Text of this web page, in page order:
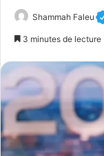
Shammah Faleu
3 minutes de lecture